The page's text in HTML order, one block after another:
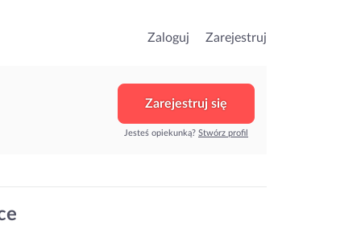
Zaloguj Zarejestruj
Zarejestruj się
Jesteś opiekunką? Stwórz profil